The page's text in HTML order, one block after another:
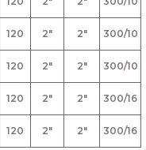
120 2" 2" 300/10
120 2" 2" 300/10
120 2" 2" 300/16
120 2" 2" 300/16